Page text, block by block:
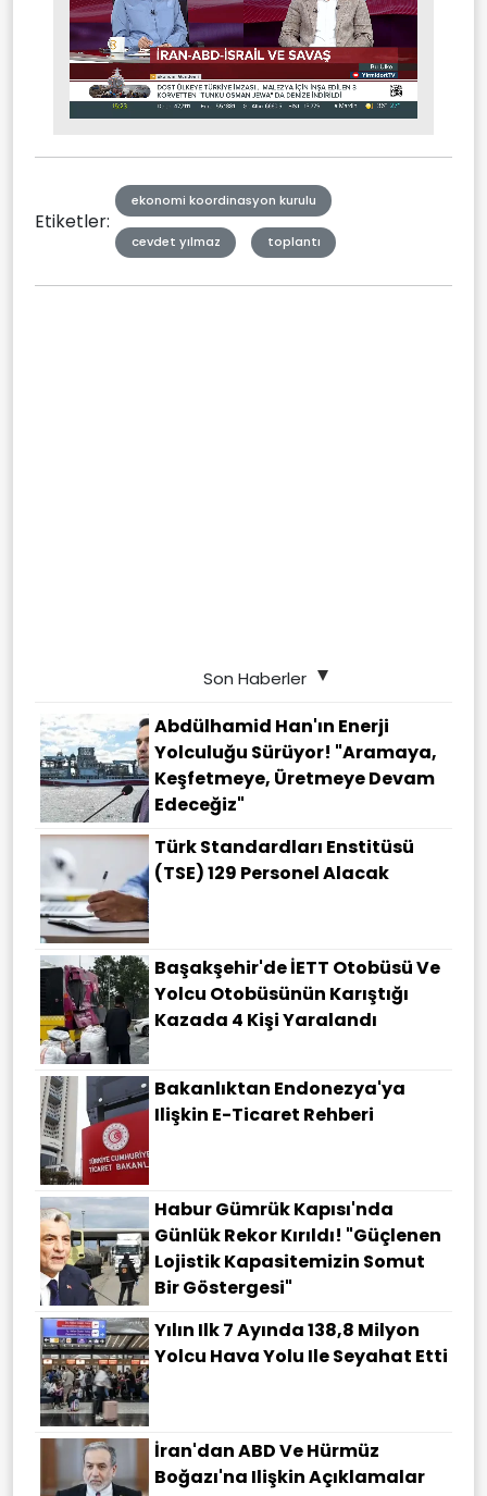
Mute Stream
Etiketler:
ekonomi koordinasyon kurulu
cevdet yılmaz toplantı
Son Haberler
Abdülhamid Han'ın Enerji
Yolculuğu Sürüyor! "Aramaya,
Keşfetmeye, Üretmeye Devam
Edeceğiz"
Türk Standardları Enstitüsü
(TSE) 129 Personel Alacak
Başakşehir'de İETT Otobüsü Ve
Yolcu Otobüsünün Karıştığı
Kazada 4 Kişi Yaralandı
Bakanlıktan Endonezya'ya
Ilişkin E-Ticaret Rehberi
Habur Gümrük Kapısı'nda
Günlük Rekor Kırıldı! "Güçlenen
Lojistik Kapasitemizin Somut
Bir Göstergesi"
Yılın Ilk 7 Ayında 138,8 Milyon
Yolcu Hava Yolu Ile Seyahat Etti
İran'dan ABD Ve Hürmüz
Boğazı'na Ilişkin Açıklamalar